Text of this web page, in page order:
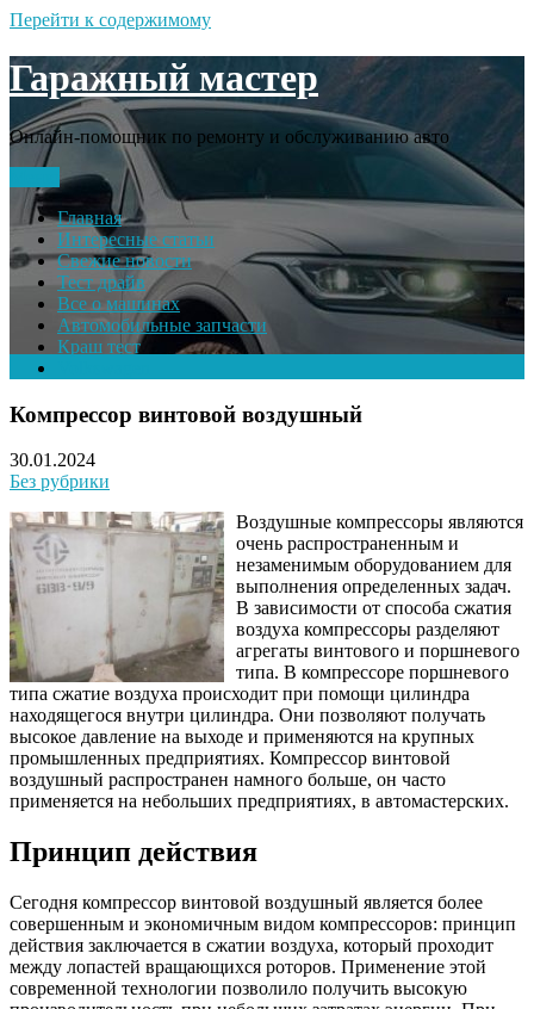
Перейти к содержимому
Гаражный мастер
Онлайн-помощник по ремонту и обслуживанию авто
Главная
Интересные статьи
Свежие новости
Тест драйв
Все о машинах
Автомобильные запчасти
Краш тест
Компрессор винтовой воздушный
30.01.2024
Без рубрики
Воздушные компрессоры являются
очень распространенным и
незаменимым оборудованием для
выполнения определенных задач.
В зависимости от способа сжатия
воздуха компрессоры разделяют
агрегаты винтового и поршневого
типа. В компрессоре поршневого
типа сжатие воздуха происходит при помощи цилиндра
находящегося внутри цилиндра. Они позволяют получать
высокое давление на выходе и применяются на крупных
промышленных предприятиях. Компрессор винтовой
воздушный распространен намного больше, он часто
применяется на небольших предприятиях, в автомастерских.
Принцип действия
Сегодня компрессор винтовой воздушный является более
совершенным и экономичным видом компрессоров: принцип
действия заключается в сжатии воздуха, который проходит
между лопастей вращающихся роторов. Применение этой
современной технологии позволило получить высокую